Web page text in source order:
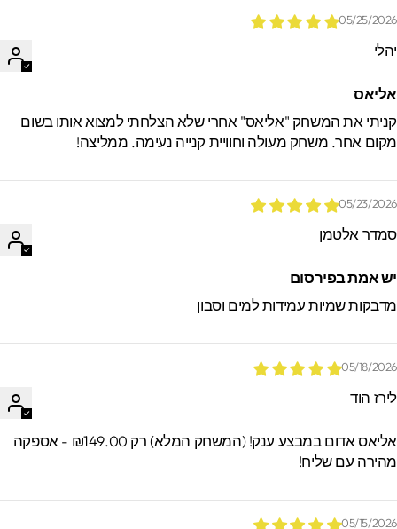
05/25/
את המשחק "אליאס" אחרי שלא הצלחתי למצוא אותו בשום
אחר. משחק מעולה וחוויית קנייה נעימה. ממליצה!
05/23/
אלטמן
אמת בפירסום
שמיות עמידות למים וסבון
05/18/
הוד
אליאס אדום במבצע ענק! (המשחק המלא) רק ₪149.00 - אספקה
עם שליח!
05/15/